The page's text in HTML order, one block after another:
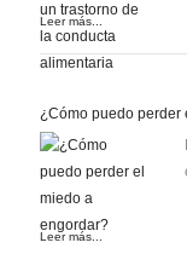
Leer más...
¿Cómo puedo perder
Leer más...